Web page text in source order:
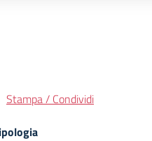
Stampa / Condividi